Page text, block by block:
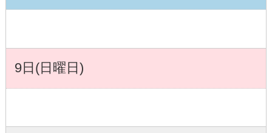
9日(日曜日)